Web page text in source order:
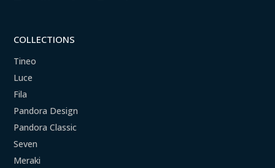
COLLECTIONS
Tineo
Luce
Fila
Pandora Design
Pandora Classic
Seven
Meraki